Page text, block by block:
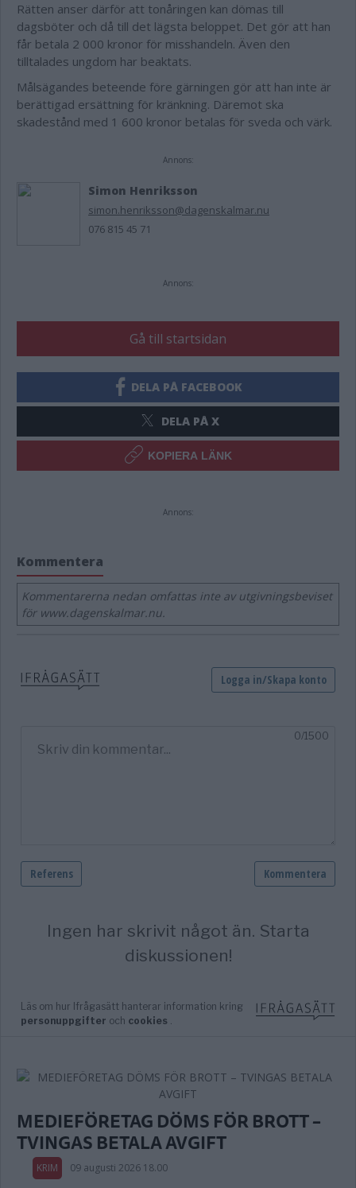
Rätten anser därför att tonåringen kan dömas till
dagsböter och då till det lägsta beloppet. Det gör att han
får betala 2 000 kronor för misshandeln. Även den
tilltalades ungdom har beaktats.
Målsägandes beteende före gärningen gör att han inte är
berättigad ersättning för kränkning. Däremot ska
skadestånd med 1 600 kronor betalas för sveda och värk.
Annons:
Simon Henriksson
simon.henriksson@dagenskalmar.nu
076 815 45 71
Annons:
Gå till startsidan
DELA PÅ FACEBOOK
DELA PÅ X
KOPIERA LÄNK
Annons:
Kommentera
Kommentarerna nedan omfattas inte av utgivningsbeviset
för www.dagenskalmar.nu.
MEDIEFÖRETAG DÖMS FÖR BROTT –
TVINGAS BETALA AVGIFT
KRIM 09 augusti 2026 18.00